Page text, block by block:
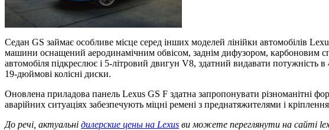
Седан GS займає особливе місце серед інших моделей лінійки автомобілів
машини оснащений аеродинамічним обвісом, заднім дифузором, карбоновим
автомобіля підкреслює і 5-літровий двигун V8, здатний видавати
19-дюймові колісні диски.
Оновлена приладова панель Lexus GS F здатна запропонувати різноманітні
аварійних ситуаціях забезпечують міцні ремені з преднатяжителями і
До речі, актуальні дилерские цены на Lexus ви можете переглянути на сайті